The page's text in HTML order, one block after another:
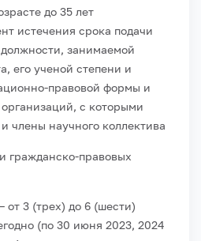
до 35 лет
истечения срока подачи
занимаемой
его ученой степени и
правовой формы и
с которыми
члены научного коллектива
гражданско-правовых
от 3 (трех) до 6 (шести)
(по 30 июня 2023, 2024